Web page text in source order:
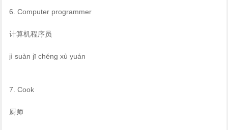
6. Computer programmer
计算机程序员
jì suàn jī chéng xù yuán
7. Cook
厨师